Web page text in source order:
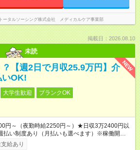
ータルソーシング株式会社 メディカルケア事業部
掲載日：2026.08.10
未読
NEW
【週2日で月収25.9万円】介
いOK!
大学生歓迎
ブランクOK
円～（夜勤時給2250円～）★日収3万2400円以
い制度あり（月払いも選べます）※稼働開始時
第のお支払いとなります。
給あり